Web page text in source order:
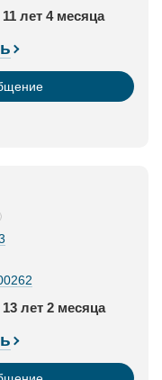
11 лет 4 месяца
13 лет 2 месяца